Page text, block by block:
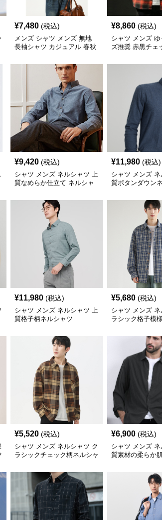
¥7,480 (税込)
メンズ シャツ メンズ 無地
長袖シャツ カジュアル 春秋
¥8,860 (税込)
シャツ メンズ ゆ
ズ推奨 赤黒チェ
¥9,420 (税込)
シャツ メンズ ネルシャツ 上
質なめらか仕立て ネルシャ
¥11,980 (税込)
シャツ メンズ
質ボタンダウン
¥11,980 (税込)
シャツ メンズ ネルシャツ 上
質格子柄ネルシャツ
¥5,680 (税込)
シャツ メンズ ネ
ラシック格子模
¥5,520 (税込)
シャツ メンズ ネルシャツ ク
ラシックチェック柄ネルシャ
¥6,900 (税込)
シャツ メンズ
質素材の柔らか